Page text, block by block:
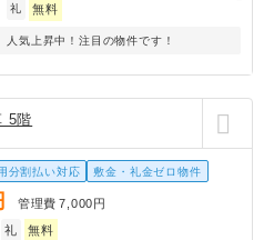
礼 無料
人気上昇中！注目の物件です！
5階
分割払い対応 敷金・礼金ゼロ物件
管理費 7,000円
礼 無料